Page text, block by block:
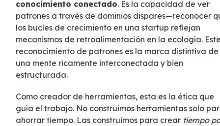
conocimiento conectado. Es la capacidad de ver
patrones a través de dominios dispares—reconocer
los bucles de crecimiento en una startup reflejan
mecanismos de retroalimentación en la ecología.
reconocimiento de patrones es la marca distintiva de
una mente ricamente interconectada y bien
estructurada.
Como creador de herramientas, esta es la ética que
guía el trabajo. No construimos herramientas solo
ahorrar tiempo. Las construimos para crear tiempo